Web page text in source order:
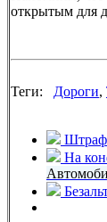
открытым для
Теги: Дороги,
На